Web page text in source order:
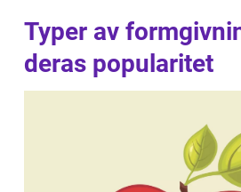
Typer av
deras popularitet